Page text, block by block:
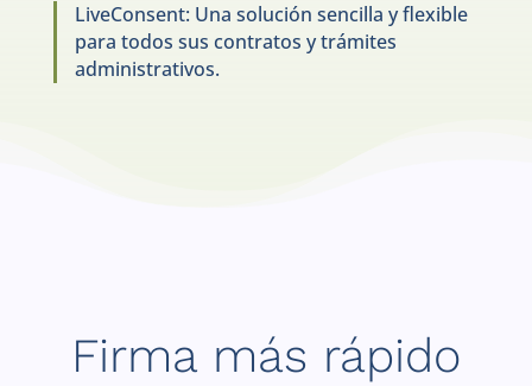
LiveConsent: Una solución sencilla y flexible
para todos sus contratos y trámites
administrativos.
Firma más rápido